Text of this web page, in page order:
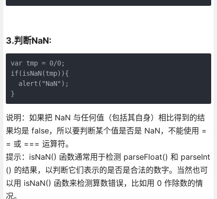
3.判断NaN:
var tmp = 0/0;
if(isNaN(tmp)){
  alert("NaN");
}
说明：如果把 NaN 与任何值（包括其自身）相比得到的结
果均是 false，所以要判断某个值是否是 NaN，不能使用 =
= 或 === 运算符。
提示：isNaN() 函数通常用于检测 parseFloat() 和 parseInt
() 的结果，以判断它们表示的是否是合法的数字。当然也可
以用 isNaN() 函数来检测算数错误，比如用 0 作除数的情
况。